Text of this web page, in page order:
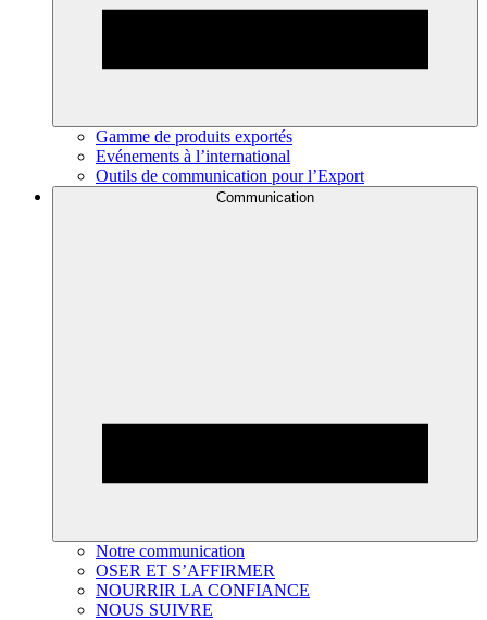
Gamme de produits exportés
Evénements à l’international
Outils de communication pour l’Export
Communication
Notre communication
OSER ET S’AFFIRMER
NOURRIR LA CONFIANCE
NOUS SUIVRE